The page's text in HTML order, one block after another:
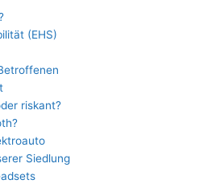
(EHS)
riskant?
Siedlung